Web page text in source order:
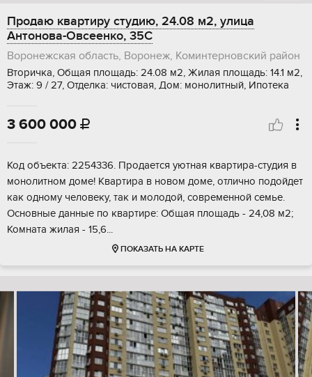
Продаю квартиру студию, 24.08 м2, улица
Антонова-Овсеенко, 35С
Воронежская область, Воронеж, Коминтерновский район
Вторичка, Общая площадь: 24.08 м2, Жилая площадь: 14.1 м2,
Этаж: 9 / 27, Отделка: чистовая, Дом: монолитный, Ипотека
3 600 000 
Код объекта: 2254336. Продается уютная квартира-студия в
монолитном доме! Квартира в новом доме, отлично подойдет
как одному человеку, так и молодой, современной семье.
Основные данные по квартире: Общая площадь - 24,08 м2;
Комната жилая - 15,6...
ПОКАЗАТЬ НА КАРТЕ